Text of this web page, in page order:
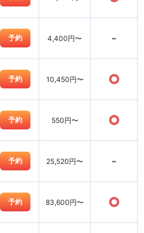
予約 4,400円〜 -
予約 10,450円〜 ○
予約 550円〜 ○
予約 25,520円〜 -
予約 83,600円〜 ○